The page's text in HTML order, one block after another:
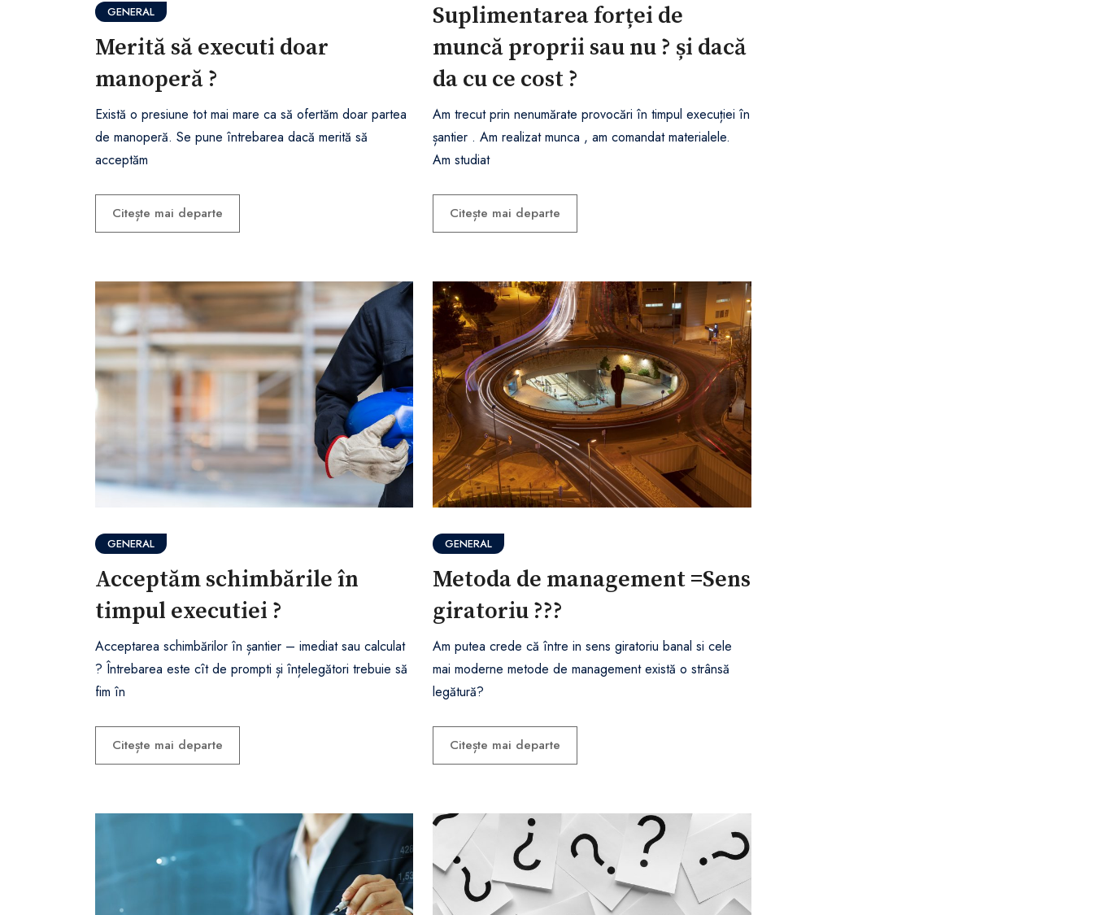
Suplimentarea forței de
muncă proprii sau nu ? și dacă
da cu ce cost ?
Am trecut prin nenumărate provocări în timpul execuției în
șantier . Am realizat munca , am comandat materialele.
Am studiat
Citește mai departe
GENERAL
Merită să executi doar
manoperă ?
Există o presiune tot mai mare ca să ofertăm doar partea
de manoperă. Se pune întrebarea dacă merită să
acceptăm
Citește mai departe
GENERAL
Acceptăm schimbările în
timpul executiei ?
Acceptarea schimbărilor în șantier – imediat sau calculat
? Întrebarea este cît de prompti și înțelegători trebuie să
fim în
Citește mai departe
GENERAL
Metoda de management =Sens
giratoriu ???
Am putea crede că între in sens giratoriu banal si cele
mai moderne metode de management există o strânsă
legătură?
Citește mai departe